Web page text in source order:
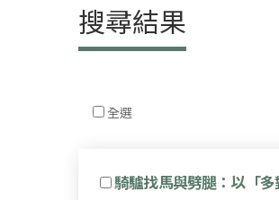
搜尋結果
全選
騎驢找馬與劈腿：以「